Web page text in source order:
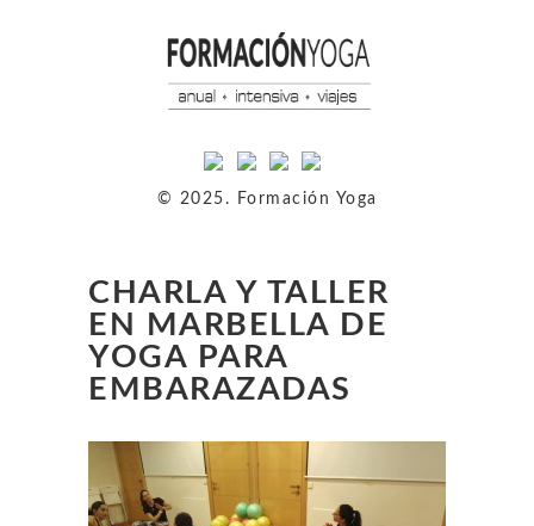
© 2025. Formación Yoga
CHARLA Y TALLER
EN MARBELLA DE
YOGA PARA
EMBARAZADAS